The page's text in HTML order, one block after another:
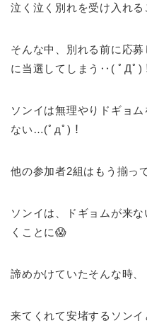
泣く泣く別れを受け入れ
そんな中、別れる前に応
に当選してしまう‥( ﾟДﾟ)
ソンイは無理やりドギョ
ない…(ﾟдﾟ)！
他の参加者2組はもう揃っ
ソンイは、ドギョムが来
くことに😱
諦めかけていたそんな時
来てくれて安堵するソン